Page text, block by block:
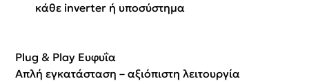
κάθε inverter ή υποσύστημα
Plug & Play Ευφυΐα
Απλή εγκατάσταση – αξιόπιστη λειτουργία